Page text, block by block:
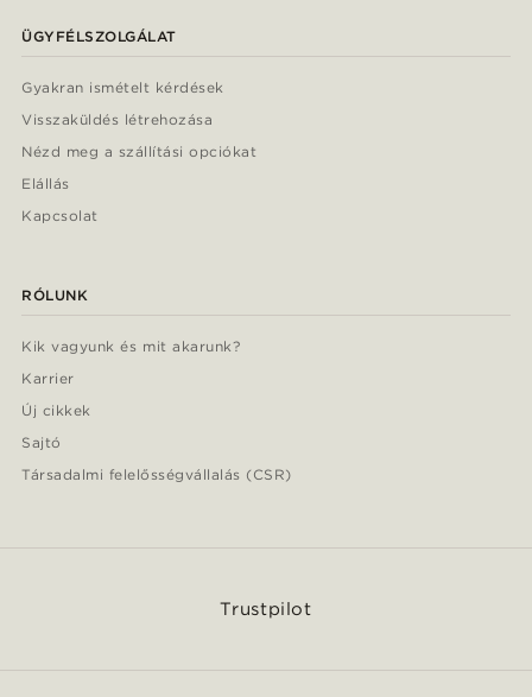
ÜGYFÉLSZOLGÁLAT
Gyakran ismételt kérdések
Visszaküldés létrehozása
Nézd meg a szállítási opciókat
Elállás
Kapcsolat
RÓLUNK
Kik vagyunk és mit akarunk?
Karrier
Új cikkek
Sajtó
Társadalmi felelősségvállalás (CSR)
Trustpilot